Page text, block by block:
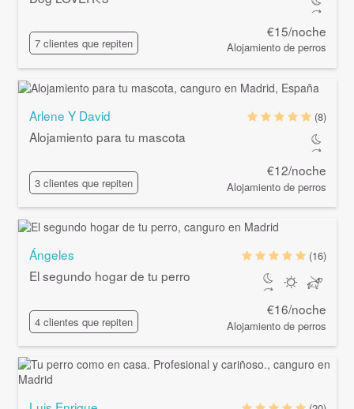
7 clientes que repiten
€15/noche
Alojamiento de perros
Arlene Y David
Alojamiento para tu mascota
3 clientes que repiten
(8)
€12/noche
Alojamiento de perros
Ángeles
El segundo hogar de tu perro
4 clientes que repiten
(16)
€16/noche
Alojamiento de perros